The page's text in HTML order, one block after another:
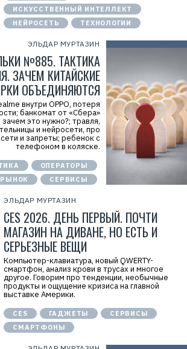
ИСКУССТВЕННЫЙ ИНТЕЛЛЕКТ
НЕЙРОСЕТЬ
ТЕХНОЛОГИИ
ЭЛЬДАР МУРТАЗИН
№885. ТАКТИКА
ЗАЧЕМ КИТАЙСКИЕ
ОБЪЕДИНЯЮТСЯ
внутри OPPO, потеря
банкомат от «Сбера»
это нужно?; травля,
и нейросети, про
и запреты; ребенок с
телефоном в коляске.
ОПЕРАТОРЫ
РЫНОК
СЕРВИСЫ
ЭЛЬДАР МУРТАЗИН
CES 2026. ДЕНЬ ПЕРВЫЙ. ПОЧТИ
МАГАЗИН НА ДИВАНЕ, НО ЕСТЬ И
СЕРЬЕЗНЫЕ ВЕЩИ
Компьютер-клавиатура, новый QWERTY-
смартфон, анализ крови в трусах и многое
другое. Говорим про тенденции, необычные
продукты и ощущение кризиса на главной
выставке Америки.
CES ГАДЖЕТЫ
СЕРВИСЫ
СМАРТФОНЫ
4
1
8
6
8
0